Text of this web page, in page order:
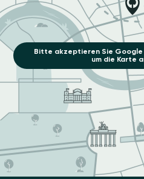
Bitte akzeptieren Sie Google
um die Karte